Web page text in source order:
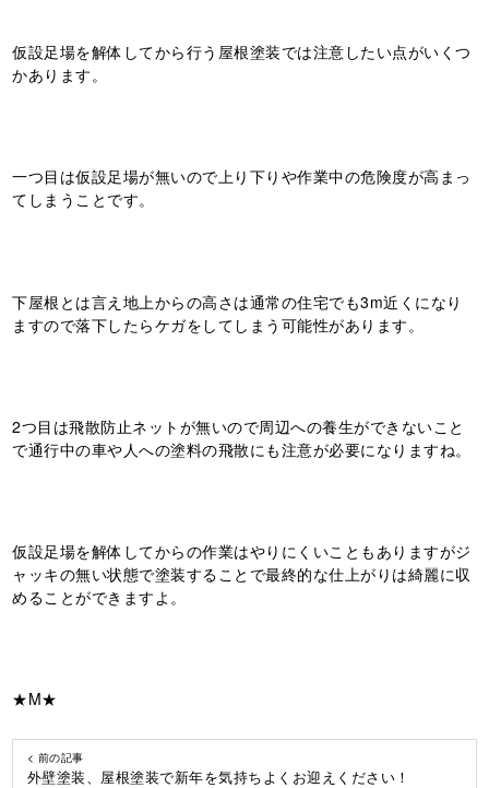
仮設足場を解体してから行う屋根塗装では注意したい点がいくつ
かあります。
一つ目は仮設足場が無いので上り下りや作業中の危険度が高まっ
てしまうことです。
下屋根とは言え地上からの高さは通常の住宅でも3m近くになり
ますので落下したらケガをしてしまう可能性があります。
2つ目は飛散防止ネットが無いので周辺への養生ができないこと
で通行中の車や人への塗料の飛散にも注意が必要になりますね。
仮設足場を解体してからの作業はやりにくいこともありますがジ
ャッキの無い状態で塗装することで最終的な仕上がりは綺麗に収
めることができますよ。
★M★
< 前の記事
外壁塗装、屋根塗装で新年を気持ちよくお迎えください！